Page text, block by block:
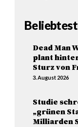
Dead Man
plant
Sturz von
3. August 2026
Studie
„grünen
Milliarden